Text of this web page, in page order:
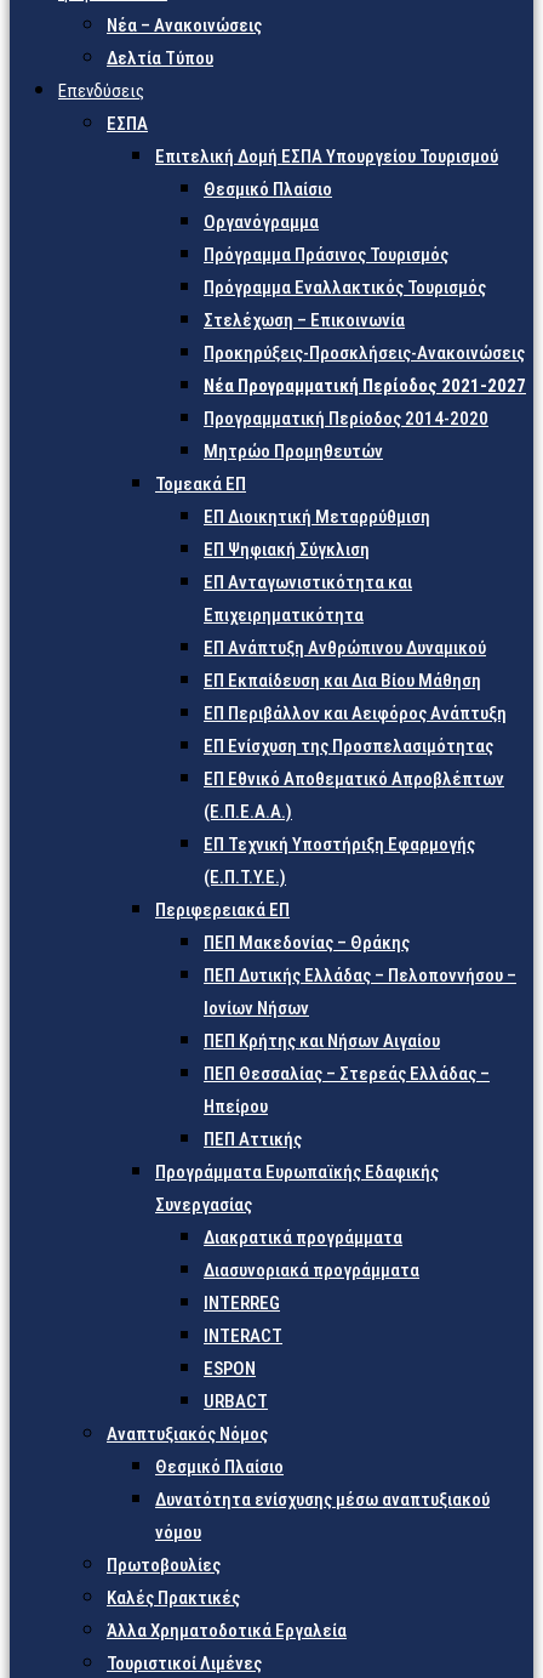
Νέα – Ανακοινώσεις
Δελτία Τύπου
Επενδύσεις
ΕΣΠΑ
Επιτελική Δομή ΕΣΠΑ Υπουργείου Τουρισμού
Θεσμικό Πλαίσιο
Οργανόγραμμα
Πρόγραμμα Πράσινος Τουρισμός
Πρόγραμμα Εναλλακτικός Τουρισμός
Στελέχωση – Επικοινωνία
Προκηρύξεις-Προσκλήσεις-Ανακοινώσεις
Νέα Προγραμματική Περίοδος 2021-2027
Προγραμματική Περίοδος 2014-2020
Μητρώο Προμηθευτών
Τομεακά ΕΠ
ΕΠ Διοικητική Μεταρρύθμιση
ΕΠ Ψηφιακή Σύγκλιση
ΕΠ Ανταγωνιστικότητα και
Επιχειρηματικότητα
ΕΠ Ανάπτυξη Ανθρώπινου Δυναμικού
ΕΠ Εκπαίδευση και Δια Βίου Μάθηση
ΕΠ Περιβάλλον και Αειφόρος Ανάπτυξη
ΕΠ Ενίσχυση της Προσπελασιμότητας
ΕΠ Εθνικό Αποθεματικό Απροβλέπτων
(Ε.Π.Ε.Α.Α.)
ΕΠ Τεχνική Υποστήριξη Εφαρμογής
(Ε.Π.Τ.Υ.Ε.)
Περιφερειακά ΕΠ
ΠΕΠ Μακεδονίας – Θράκης
ΠΕΠ Δυτικής Ελλάδας – Πελοποννήσου –
Ιονίων Νήσων
ΠΕΠ Κρήτης και Νήσων Αιγαίου
ΠΕΠ Θεσσαλίας – Στερεάς Ελλάδας –
Ηπείρου
ΠΕΠ Αττικής
Προγράμματα Ευρωπαϊκής Εδαφικής
Συνεργασίας
Διακρατικά προγράμματα
Διασυνοριακά προγράμματα
INTERREG
INTERACT
ESPON
URBACT
Αναπτυξιακός Νόμος
Θεσμικό Πλαίσιο
Δυνατότητα ενίσχυσης μέσω αναπτυξιακού
νόμου
Πρωτοβουλίες
Καλές Πρακτικές
Άλλα Χρηματοδοτικά Εργαλεία
Τουριστικοί Λιμένες